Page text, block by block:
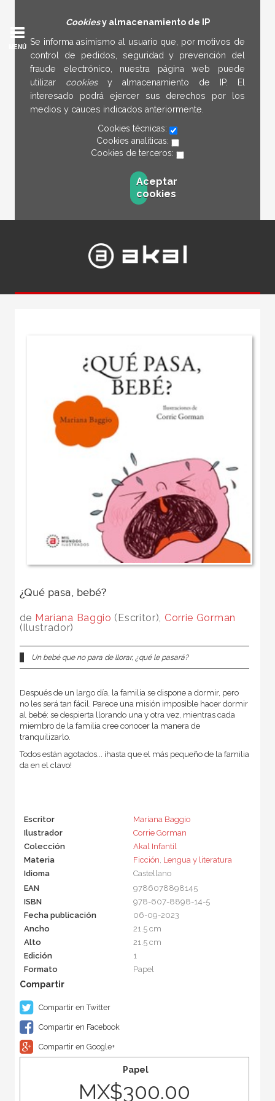
Cookiesy almacenamiento de IP
Se informa asimismo al usuario que, por motivos de
control de pedidos, seguridad y prevención del
fraude electrónico, nuestra página web puede
utilizar cookies y almacenamiento de IP. El
interesado podrá ejercer sus derechos por los
medios y cauces indicados anteriormente.
Cookies técnicas:
Cookies analíticas:
Cookies de terceros:
Aceptar
cookies
MENÚ
¿Qué pasa, bebé?
de Mariana Baggio (Escritor), Corrie Gorman
(Ilustrador)
Un bebé que no para de llorar, ¿qué le pasará?
Después de un largo día, la familia se dispone a dormir, pero
no les será tan fácil. Parece una misión imposible hacer dormir
al bebé: se despierta llorando una y otra vez, mientras cada
miembro de la familia cree conocer la manera de
tranquilizarlo.
Todos están agotados... ¡hasta que el más pequeño de la familia
da en el clavo!
Escritor
Mariana Baggio
Ilustrador
Corrie Gorman
Colección
Akal Infantil
Materia
Ficción Lengua y literatura
Idioma
Castellano
EAN
9786078898145
ISBN
978-607-8898-14-5
Fecha publicación
06-09-2023
Ancho
21.5 cm
Alto
21.5 cm
Edición
1
Formato
Papel
Compartir en Twitter
Compartir en Facebook
Compartir en Google+
Papel
MX$300.00